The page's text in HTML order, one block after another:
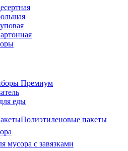
Премиум
еды
Полиэтиленовые пакеты
мусора с завязками